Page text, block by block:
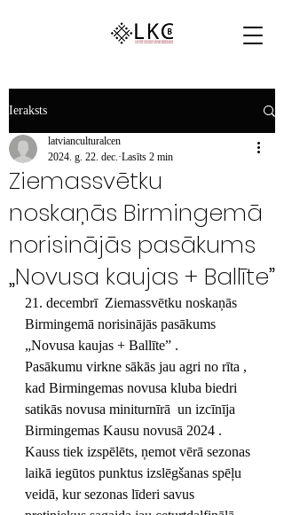
Ieraksts
Ziemassvētku
noskaņās Birmingemā
norisinājās pasākums
„Novusa kaujas + Ballīte”
latvianculturalcen
2024. g. 22. dec. Lasīts 2 min
21. decembrī Ziemassvētku noskaņās
Birmingemā norisinājās pasākums
„Novusa kaujas + Ballīte” .
Pasākumu virkne sākās jau agri no rīta ,
kad Birmingemas novusa kluba biedri
satikās novusa miniturnīrā  un izcīnīja
Birmingemas Kausu novusā 2024 .
Kauss tiek izspēlēts, ņemot vērā sezonas
laikā iegūtos punktus izslēgšanas spēļu
veidā, kur sezonas līderi savus